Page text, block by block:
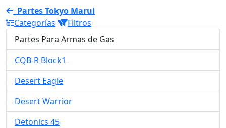
Partes Tokyo Marui
Categorías
Filtros
Partes Para Armas de Gas
CQB-R Block1
Desert Eagle
Desert Warrior
Detonics 45